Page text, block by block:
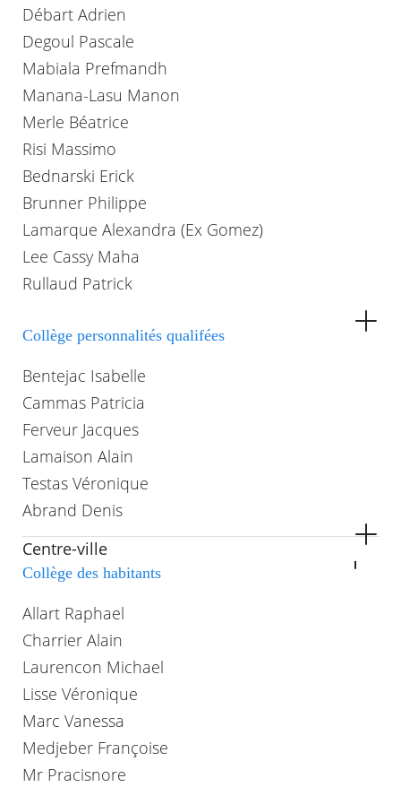
Débart Adrien
Degoul Pascale
Mabiala Prefmandh
Manana-Lasu Manon
Merle Béatrice
Risi Massimo
Bednarski Erick
Brunner Philippe
Lamarque Alexandra (Ex Gomez)
Lee Cassy Maha
Rullaud Patrick
Collège personnalités qualifées
Bentejac Isabelle
Cammas Patricia
Ferveur Jacques
Lamaison Alain
Testas Véronique
Abrand Denis
Centre-ville
Collège des habitants
Allart Raphael
Charrier Alain
Laurencon Michael
Lisse Véronique
Marc Vanessa
Medjeber Françoise
Mr Pracisnore